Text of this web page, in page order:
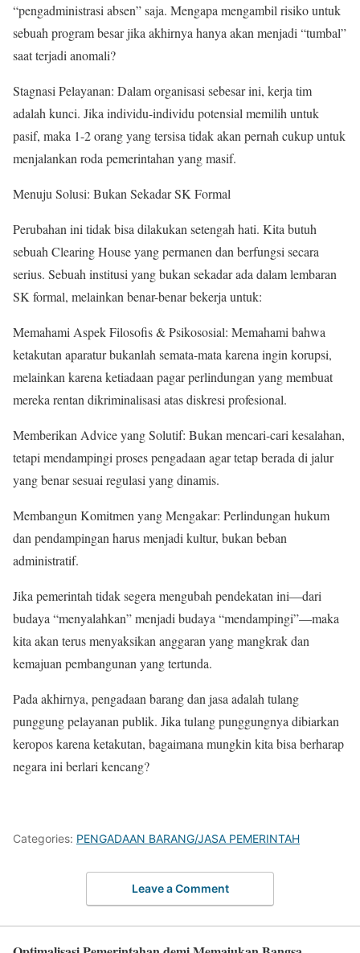
“pengadministrasi absen” saja. Mengapa mengambil risiko untuk
sebuah program besar jika akhirnya hanya akan menjadi “tumbal”
saat terjadi anomali?
​Stagnasi Pelayanan: Dalam organisasi sebesar ini, kerja tim
adalah kunci. Jika individu-individu potensial memilih untuk
pasif, maka 1-2 orang yang tersisa tidak akan pernah cukup untuk
menjalankan roda pemerintahan yang masif.
​Menuju Solusi: Bukan Sekadar SK Formal
​Perubahan ini tidak bisa dilakukan setengah hati. Kita butuh
sebuah Clearing House yang permanen dan berfungsi secara
serius. Sebuah institusi yang bukan sekadar ada dalam lembaran
SK formal, melainkan benar-benar bekerja untuk:
​Memahami Aspek Filosofis & Psikososial: Memahami bahwa
ketakutan aparatur bukanlah semata-mata karena ingin korupsi,
melainkan karena ketiadaan pagar perlindungan yang membuat
mereka rentan dikriminalisasi atas diskresi profesional.
​Memberikan Advice yang Solutif: Bukan mencari-cari kesalahan,
tetapi mendampingi proses pengadaan agar tetap berada di jalur
yang benar sesuai regulasi yang dinamis.
​Membangun Komitmen yang Mengakar: Perlindungan hukum
dan pendampingan harus menjadi kultur, bukan beban
administratif.
​Jika pemerintah tidak segera mengubah pendekatan ini—dari
budaya “menyalahkan” menjadi budaya “mendampingi”—maka
kita akan terus menyaksikan anggaran yang mangkrak dan
kemajuan pembangunan yang tertunda.
​Pada akhirnya, pengadaan barang dan jasa adalah tulang
punggung pelayanan publik. Jika tulang punggungnya dibiarkan
keropos karena ketakutan, bagaimana mungkin kita bisa berharap
negara ini berlari kencang?
Categories: PENGADAAN BARANG/JASA PEMERINTAH
Leave a Comment